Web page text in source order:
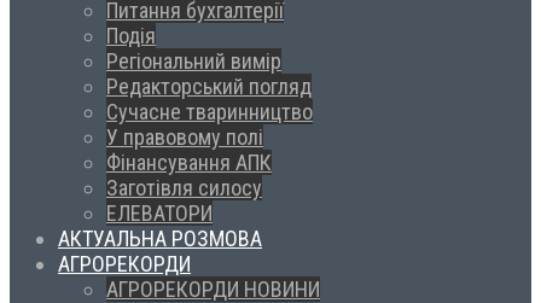
Питання бухгалтерії
Подія
Регіональний вимір
Редакторський погляд
Сучасне тваринництво
У правовому полі
Фінансування АПК
Заготівля силосу
ЕЛЕВАТОРИ
АКТУАЛЬНА РОЗМОВА
АГРОРЕКОРДИ
АГРОРЕКОРДИ НОВИНИ